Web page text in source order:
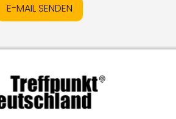
E-MAIL SENDEN
IKontaktIVertrag widerrufen
Medien GmbH